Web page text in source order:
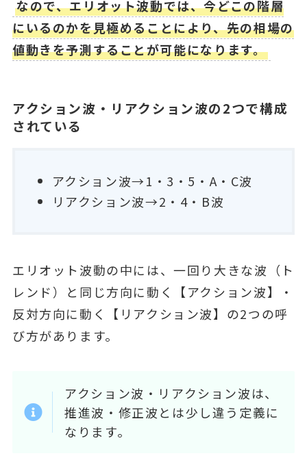
なので、エリオット波動では、今どこの階層
にいるのかを見極めることにより、先の相場の
値動きを予測することが可能になります。
アクション波・リアクション波の2つで構成
されている
アクション波→1・3・5・A・C波
リアクション波→2・4・B波
エリオット波動の中には、一回り大きな波（ト
レンド）と同じ方向に動く【アクション波】・
反対方向に動く【リアクション波】の2つの呼
び方があります。
アクション波・リアクション波は、
推進波・修正波とは少し違う定義に
なります。